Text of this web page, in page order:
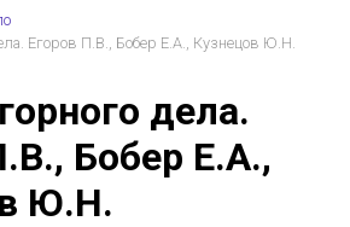
Егоров П.В., Бобер Е.А., Кузнецов Ю.Н.
дела.
Бобер Е.А.,
Ю.Н.